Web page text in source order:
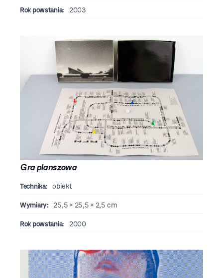
Rok powstania: 2003
Gra planszowa
Technika: obiekt
Wymiary: 25,5 × 25,5 × 2,5 cm
Rok powstania: 2000